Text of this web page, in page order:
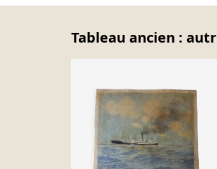
Tableau ancien :